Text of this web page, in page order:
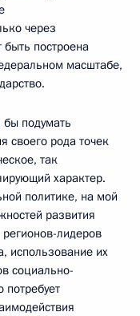
через
построена
масштабе,
подумать
своего рода точек
так
характер.
политике, на мой
развития
лидеров
использование их
социально-
потребует